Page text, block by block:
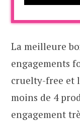
La meilleure
engagements
cruelty-free et
moins de 4
engagement